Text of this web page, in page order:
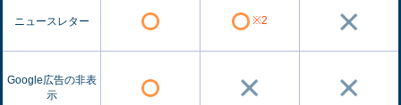
ニュースレター ※2
Google広告の非表
示